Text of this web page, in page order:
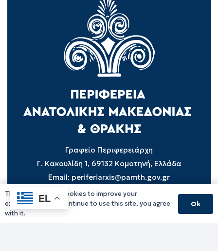
Γραφείο Περιφερειάρχη
Γ. Κακουλίδη 1, 69132 Κομοτηνή, Ελλάδα
Email: periferiarxis@pamth.gov.gr
Κεντρικό Πρωτόκολλο
Email:
EL
This website uses cookies to improve your
experience. If you continue to use this site, you agree
with it.
Ok